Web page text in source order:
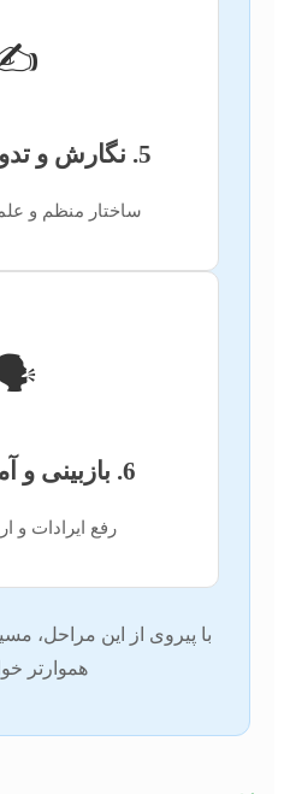
5. نگارش و تدوین پایان‌نامه
ساختار منظم و
6. بازبینی و آمادگی دفاع
رفع ایرادات و
با پیروی از این مراحل،
هموارتر